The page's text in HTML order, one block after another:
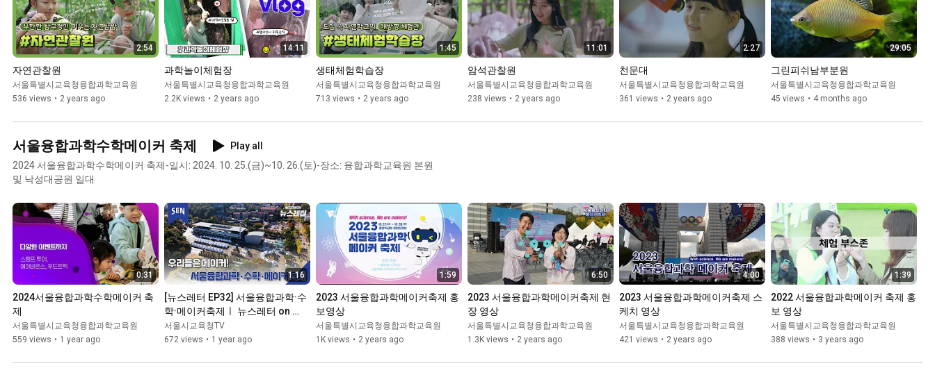
2:54
자연관찰원
서울특별시교육청융합과학교육원
536 views • 2 years ago
14:11
과학놀이체험장
서울특별시교육청융합과학교육원
2.2K views • 2 years ago
1:45
생태체험학습장
서울특별시교육청융합과학교육원
713 views • 2 years ago
11:01
암석관찰원
서울특별시교육청융합과학교육원
238 views • 2 years ago
2:27
천문대
서울특별시교육청융합과학교육원
361 views • 2 years ago
29:05
그린피쉬남부분원
서울특별시교육청융합과학교육원
45 views • 4 months ago
서울융합과학수학메이커 축제
Play all
2024 서울융합과학수학메이커 축제-일시: 2024. 10. 25.(금)~10. 26.(토)-장소: 융합과학교육원 본원
및 낙성대공원 일대
0:31
2024서울융합과학수학메이커 축
제
서울특별시교육청융합과학교육원
559 views • 1 year ago
1:16
[뉴스레터 EP32] 서울융합과학·수
학·메이커축제ㅣ 뉴스레터 on
SENㅣ서울특별시교육청TV
서울시교육청TV
672 views • 1 year ago
1:59
2023 서울융합과학메이커축제 홍
보영상
서울특별시교육청융합과학교육원
1K views • 2 years ago
6:50
2023 서울융합과학메이커축제 현
장 영상
서울특별시교육청융합과학교육원
1.3K views • 2 years ago
4:00
2023 서울융합과학메이커축제 스
케치 영상
서울특별시교육청융합과학교육원
421 views • 2 years ago
1:39
2022 서울융합과학메이커 축제 홍
보 영상
서울특별시교육청융합과학교육원
388 views • 3 years ago